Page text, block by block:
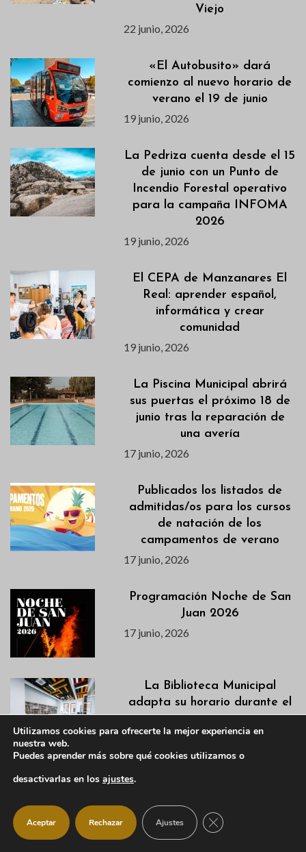
Viejo
22 junio, 2026
«El Autobusito» dará
comienzo al nuevo horario de
verano el 19 de junio
19 junio, 2026
La Pedriza cuenta desde el 15
de junio con un Punto de
Incendio Forestal operativo
para la campaña INFOMA
2026
19 junio, 2026
El CEPA de Manzanares El
Real: aprender español,
informática y crear
comunidad
19 junio, 2026
La Piscina Municipal abrirá
sus puertas el próximo 18 de
junio tras la reparación de
una avería
17 junio, 2026
Publicados los listados de
admitidas/os para los cursos
de natación de los
campamentos de verano
17 junio, 2026
Programación Noche de San
Juan 2026
17 junio, 2026
La Biblioteca Municipal
adapta su horario durante el
verano
17 junio, 2026
Agenda semanal del 16 al 21
16 junio, 2026
Utilizamos cookies para ofrecerte la mejor experiencia en
nuestra web.
Puedes aprender más sobre qué cookies utilizamos o
desactivarlas en los ajustes.
Aceptar Rechazar Ajustes CERRAR EL